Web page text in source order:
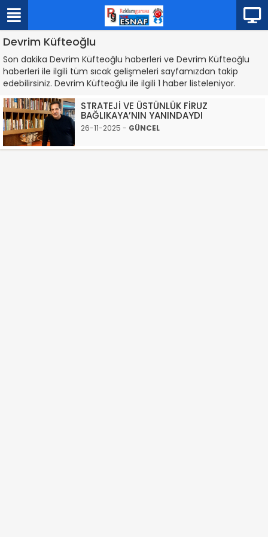
Devrim Küfteoğlu
Son dakika Devrim Küfteoğlu haberleri ve Devrim Küfteoğlu
haberleri ile ilgili tüm sıcak gelişmeleri sayfamızdan takip
edebilirsiniz. Devrim Küfteoğlu ile ilgili 1 haber listeleniyor.
STRATEJİ VE ÜSTÜNLÜK FİRUZ
BAĞLIKAYA’NIN YANINDAYDI
26-11-2025 - GÜNCEL